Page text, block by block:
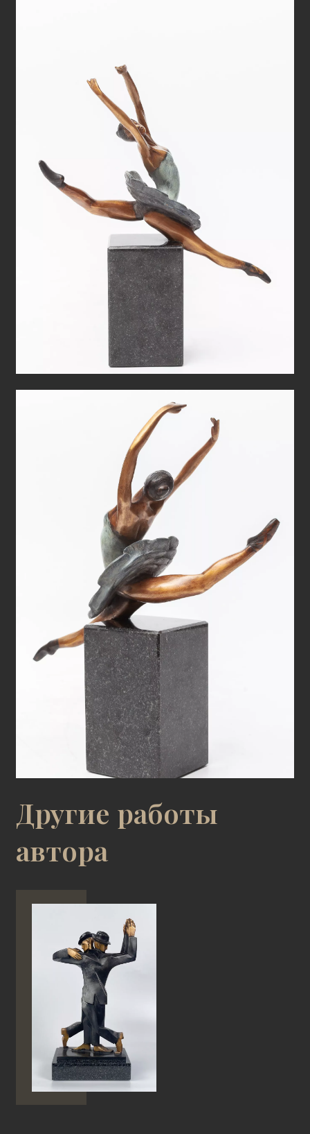
Другие работы
автора